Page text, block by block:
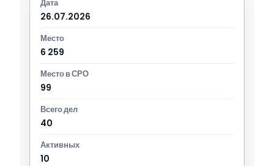
26.07.2026
6 259
99
40
10